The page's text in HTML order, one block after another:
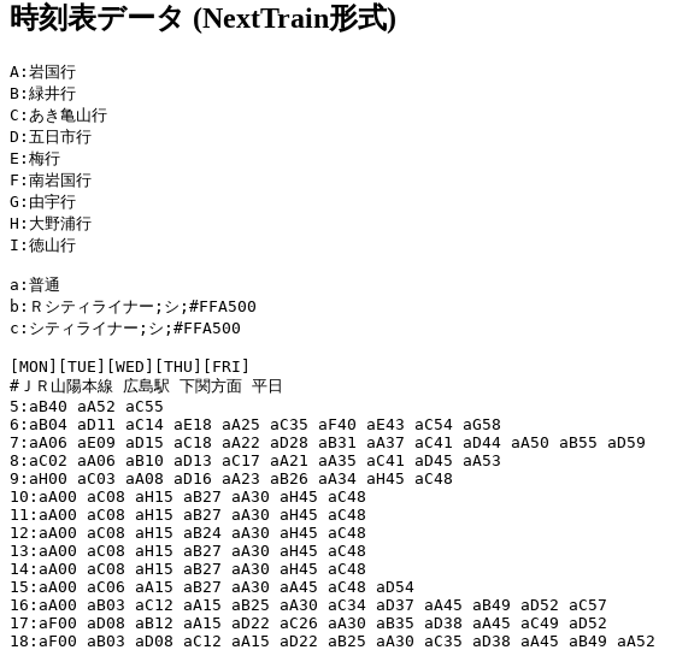
時刻表データ (NextTrain形式)
A:岩国行
B:緑井行
C:あき亀山行
D:五日市行
E:梅行
F:南岩国行
G:由宇行
H:大野浦行
I:徳山行
a:普通
b:Ｒシティライナー;シ;#FFA500
c:シティライナー;シ;#FFA500
[MON][TUE][WED][THU][FRI]
#ＪＲ山陽本線 広島駅 下関方面 平日
5:aB40 aA52 aC55
6:aB04 aD11 aC14 aE18 aA25 aC35 aF40 aE43 aC54 aG58
7:aA06 aE09 aD15 aC18 aA22 aD28 aB31 aA37 aC41 aD44 aA50 aB55 aD59
8:aC02 aA06 aB10 aD13 aC17 aA21 aA35 aC41 aD45 aA53
9:aH00 aC03 aA08 aD16 aA23 aB26 aA34 aH45 aC48
10:aA00 aC08 aH15 aB27 aA30 aH45 aC48
11:aA00 aC08 aH15 aB27 aA30 aH45 aC48
12:aA00 aC08 aH15 aB24 aA30 aH45 aC48
13:aA00 aC08 aH15 aB27 aA30 aH45 aC48
14:aA00 aC08 aH15 aB27 aA30 aH45 aC48
15:aA00 aC06 aA15 aB27 aA30 aA45 aC48 aD54
16:aA00 aB03 aC12 aA15 aB25 aA30 aC34 aD37 aA45 aB49 aD52 aC57
17:aF00 aD08 aB12 aA15 aD22 aC26 aA30 aB35 aD38 aA45 aC49 aD52
18:aF00 aB03 aD08 aC12 aA15 aD22 aB25 aA30 aC35 aD38 aA45 aB49 aA52